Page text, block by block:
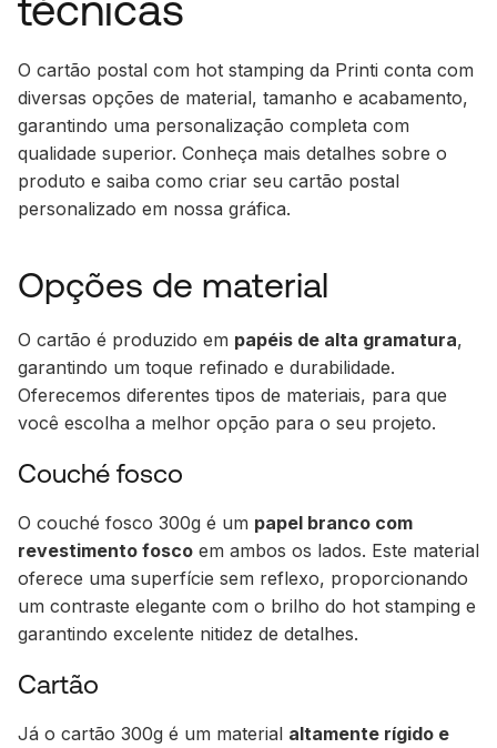
O cartão postal com hot stamping da Printi conta com
diversas opções de material, tamanho e acabamento,
garantindo uma personalização completa com
qualidade superior. Conheça mais detalhes sobre o
produto e saiba como criar seu cartão postal
personalizado em nossa gráfica.
Opções de material
O cartão é produzido em papéis de alta gramatura,
garantindo um toque refinado e durabilidade.
Oferecemos diferentes tipos de materiais, para que
você escolha a melhor opção para o seu projeto.
Couché fosco
O couché fosco 300g é um papel branco com
revestimento fosco em ambos os lados. Este material
oferece uma superfície sem reflexo, proporcionando
um contraste elegante com o brilho do hot stamping e
garantindo excelente nitidez de detalhes.
Cartão
Já o cartão 300g é um material altamente rígido e